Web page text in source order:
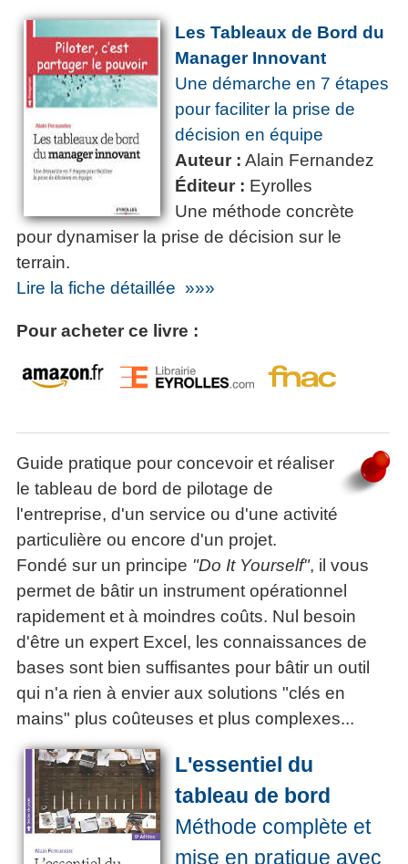
Les Tableaux de Bord du
Manager Innovant
Une démarche en 7 étapes
pour faciliter la prise de
décision en équipe
Auteur : Alain Fernandez
Éditeur : Eyrolles
Une méthode concrète
pour dynamiser la prise de décision sur le
terrain.
Lire la fiche détaillée »»»
Pour acheter ce livre :
Guide pratique pour concevoir et réaliser
le tableau de bord de pilotage de
l'entreprise, d'un service ou d'une activité
particulière ou encore d'un projet.
Fondé sur un principe "Do It Yourself", il vous
permet de bâtir un instrument opérationnel
rapidement et à moindres coûts. Nul besoin
d'être un expert Excel, les connaissances de
bases sont bien suffisantes pour bâtir un outil
qui n'a rien à envier aux solutions "clés en
mains" plus coûteuses et plus complexes...
L'essentiel du
tableau de bord
Méthode complète et
mise en pratique avec